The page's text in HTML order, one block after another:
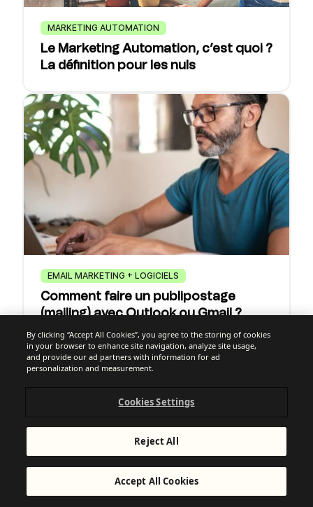
MARKETING AUTOMATION
Le Marketing Automation, c’est quoi ?
La définition pour les nuls
EMAIL MARKETING + LOGICIELS
Comment faire un publipostage
(mailing) avec Outlook ou Gmail ?
By clicking “Accept All Cookies”, you agree to the storing of cookies
in your browser to enhance site navigation, analyze site usage,
and provide our ad partners with information for ad
personalization and measurement.
Cookies Settings
Reject All
Accept All Cookies